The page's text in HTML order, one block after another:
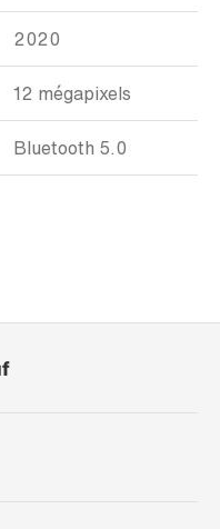
2020
12 mégapixels
Bluetooth 5.0